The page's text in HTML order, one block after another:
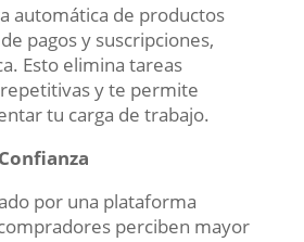
automática de productos
pagos y suscripciones,
Esto elimina tareas
y te permite
tu carga de trabajo.
por una plataforma
perciben mayor